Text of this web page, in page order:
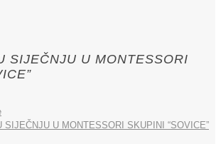
SIJEČNJU U MONTESSORI
SIJEČNJU U MONTESSORI SKUPINI “SOVICE”